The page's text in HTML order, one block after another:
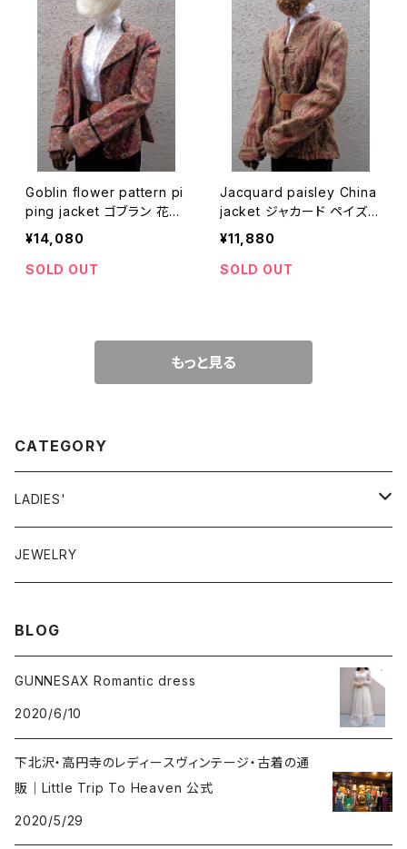
Goblin flower pattern pi
ping jacket ゴブラン 花柄
パイピング ジャケット
¥14,080
SOLD OUT
Jacquard paisley China
jacket ジャカード ペイズリ
ー チャイナ ジャケット
¥11,880
SOLD OUT
もっと見る
CATEGORY
LADIES'
VINTAGE
BOTTOMS
BAG
JEWELRY
BLOG
GUNNESAX Romantic dress
2020/6/10
下北沢・高円寺のレディースヴィンテージ・古着の通
販｜Little Trip To Heaven 公式
2020/5/29